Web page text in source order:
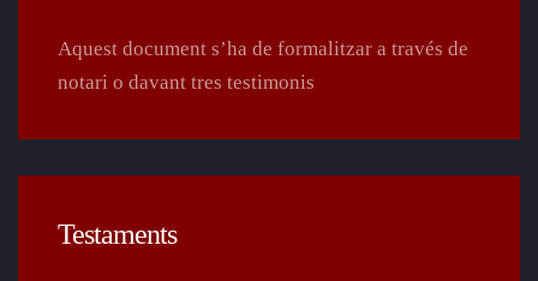
Aquest document s’ha de formalitzar a través de
notari o davant tres testimonis
Testaments